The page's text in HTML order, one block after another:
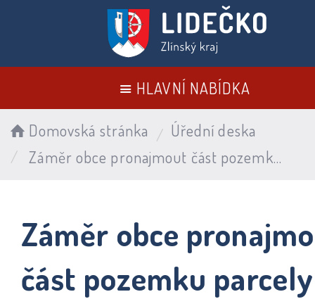
HLAVNÍ NABÍDKA
Domovská stránka
Úřední deska
Záměr obce pronajmout část pozemku parcely p. č. 4145/12
Záměr obce
část pozemku